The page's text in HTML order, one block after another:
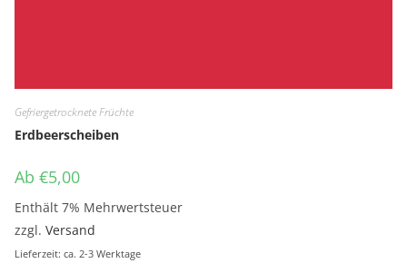
Gefriergetrocknete Früchte
Erdbeerscheiben
Ab €5,00
Enthält 7% Mehrwertsteuer
zzgl.Versand
Lieferzeit: ca. 2-3 Werktage